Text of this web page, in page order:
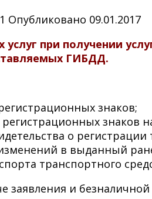
Опубликовано 09.01.2017
при получении
ГИБДД.
знаков;
знаков
о регистрации
в выданный
транспортного
заявления и